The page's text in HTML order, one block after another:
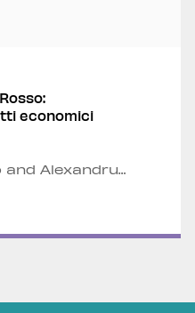
economici
and Alexandru